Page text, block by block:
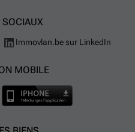
SOCIAUX
Immovlan.be sur LinkedIn
MOBILE